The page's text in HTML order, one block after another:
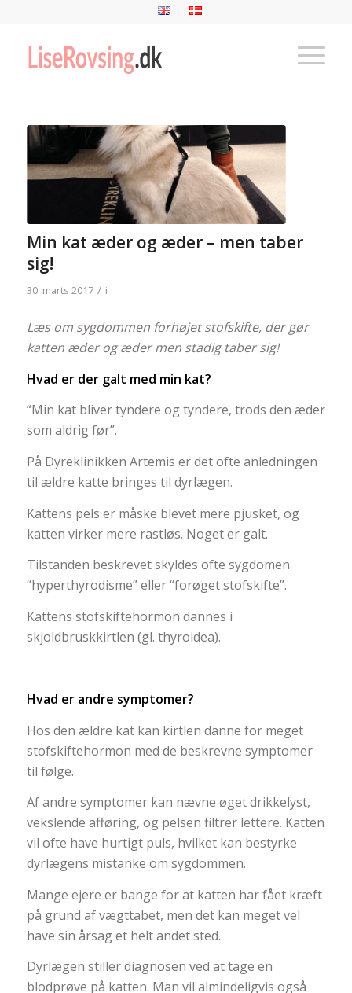
Min kat æder og æder – men taber
sig!
30. marts 2017 / i
Læs om sygdommen forhøjet stofskifte, der gør
katten æder og æder men stadig taber sig!
Hvad er der galt med min kat?
“Min kat bliver tyndere og tyndere, trods den æder
som aldrig før”.
På Dyreklinikken Artemis er det ofte anledningen
til ældre katte bringes til dyrlægen.
Kattens pels er måske blevet mere pjusket, og
katten virker mere rastløs. Noget er galt.
Tilstanden beskrevet skyldes ofte sygdomen
“hyperthyrodisme” eller “forøget stofskifte”.
Kattens stofskiftehormon dannes i
skjoldbruskkirtlen (gl. thyroidea).
Hvad er andre symptomer?
Hos den ældre kat kan kirtlen danne for meget
stofskiftehormon med de beskrevne symptomer
til følge.
Af andre symptomer kan nævne øget drikkelyst,
vekslende afføring, og pelsen filtrer lettere. Katten
vil ofte have hurtigt puls, hvilket kan bestyrke
dyrlægens mistanke om sygdommen.
Mange ejere er bange for at katten har fået kræft
på grund af vægttabet, men det kan meget vel
have sin årsag et helt andet sted.
Dyrlægen stiller diagnosen ved at tage en
blodprøve på katten. Man vil almindeligvis også